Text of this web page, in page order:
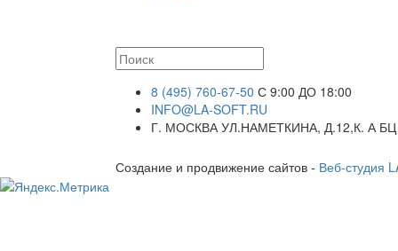
8 (495) 760-67-50 С 9:00 ДО 18:00
INFO@LA-SOFT.RU
Г. МОСКВА УЛ.НАМЕТКИНА, Д.12,К. А
Создание и продвижение сайтов - Веб-студия